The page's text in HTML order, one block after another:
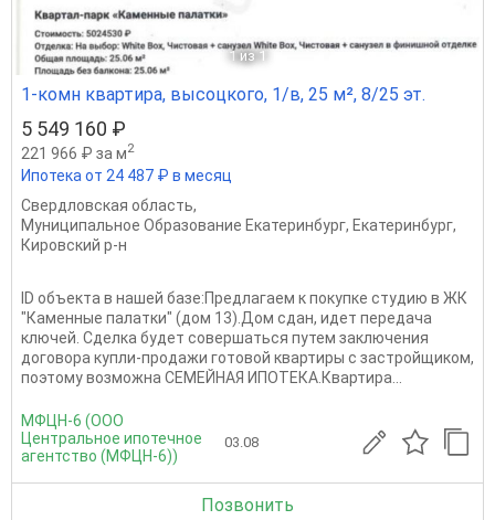
1 из 1
1-комн квартира, высоцкого, 1/в, 25 м², 8/25 эт.
5 549 160 ₽
221 966 ₽ за м2
Ипотека от 24 487 ₽ в месяц
Свердловская область,
Муниципальное Образование Екатеринбург, Екатеринбург,
Кировский р-н
ID объекта в нашей базе:Предлагаем к покупке студию в ЖК
"Каменные палатки" (дом 13).Дом сдан, идет передача
ключей. Сделка будет совершаться путем заключения
договора купли-продажи готовой квартиры с застройщиком,
поэтому возможна СЕМЕЙНАЯ ИПОТЕКА.Квартира...
МФЦН-6 (ООО
Центральное ипотечное
агентство (МФЦН-6))
03.08
Позвонить